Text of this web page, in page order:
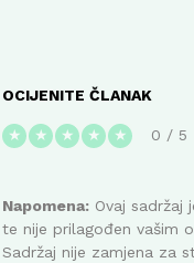
OCIJENITE ČLANAK
★ ★ ★ ★ ★ 0 / 5
Napomena: Ovaj sadržaj
te nije prilagođen vašim
Sadržaj nije zamjena za